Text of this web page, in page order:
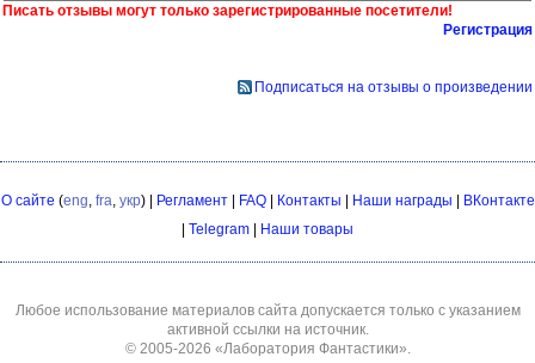
Писать отзывы могут только зарегистрированные посетители!
Регистрация
Подписаться на отзывы о произведении
О сайте (eng fra укр) | Регламент| FAQ| Контакты | Наши награды | ВКонтакте
| Telegram | Наши товары
Любое использование материалов сайта допускается только с указанием
активной ссылки на источник.
© 2005-2026 «Лаборатория Фантастики»